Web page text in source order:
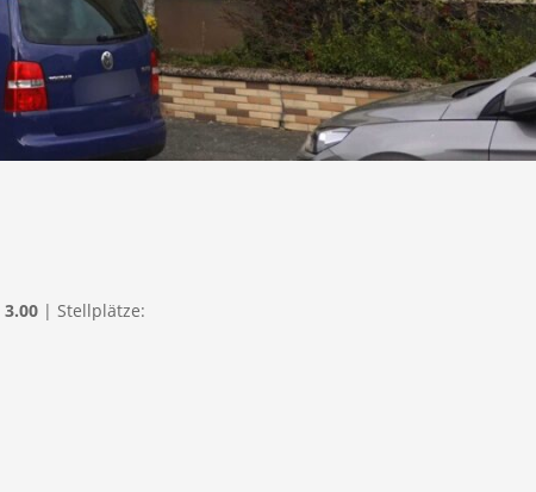
3.00| Stellplätze: